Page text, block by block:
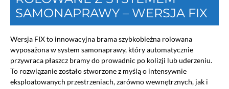
SAMONAPRAWY – WERSJA FIX
Wersja FIX to innowacyjna brama szybkobieżna rolowana
wyposażona w system samonaprawy, który automatycznie
przywraca płaszcz bramy do prowadnic po kolizji lub uderzeniu.
To rozwiązanie zostało stworzone z myślą o intensywnie
eksploatowanych przestrzeniach, zarówno wewnętrznych, jak i